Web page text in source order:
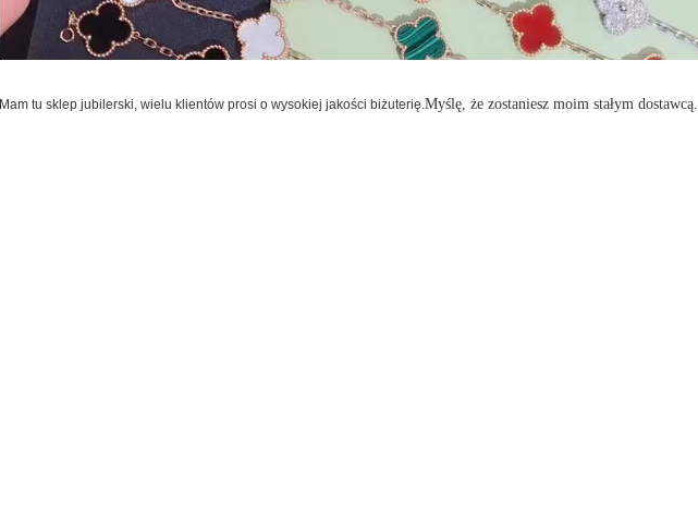
Mam tu sklep jubilerski, wielu klientów prosi o wysokiej jakości biżuterię.Myślę, że zostaniesz moim stałym dostawcą.